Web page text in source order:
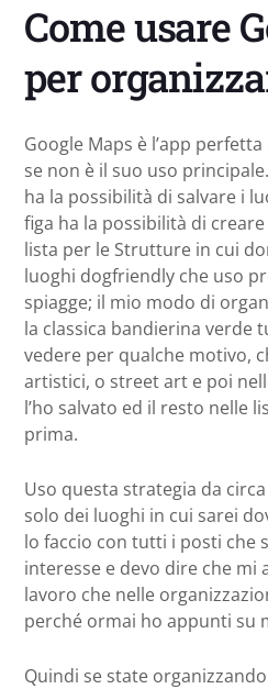
Come usare
per
Google Maps è l’app
se non è il suo uso
ha la possibilità di salvare i
figa ha la possibilità di
lista per le Strutture in cui
luoghi dogfriendly che uso
spiagge; il mio modo di
la classica bandierina verde
vedere per qualche motivo,
artistici, o street art e poi
l’ho salvato ed il resto nelle
prima.
Uso questa strategia da
solo dei luoghi in cui sarei
lo faccio con tutti i posti che
interesse e devo dire che mi
lavoro che nelle
perché ormai ho appunti su
Quindi se state